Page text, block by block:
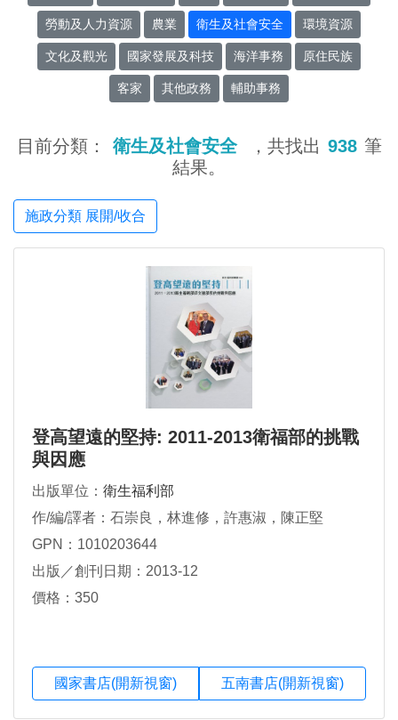
勞動及人力資源 農業 衛生及社會安全 環境資源
文化及觀光 國家發展及科技 海洋事務 原住民族
客家 其他政務 輔助事務
目前分類： 衛生及社會安全 ，共找出 938 筆
結果。
施政分類 展開/收合
登高望遠的堅持: 2011-2013衛福部的挑戰
與因應
出版單位： 衛生福利部
作/編/譯者：石崇良，林進修，許惠淑，陳正堅
GPN：1010203644
出版／創刊日期：2013-12
價格：350
國家書店(開新視窗) 五南書店(開新視窗)